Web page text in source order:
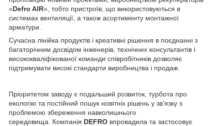
«Defro AIR», тобто пристроїв, що використовуються в
системах вентиляції, а також асортименту монтажної
арматури.
Сучасна лінійка продуктів і креативні рішення в поєднанні з
багаторічним досвідом інженерів, технічних консультантів і
висококваліфікованої команди співробітників дозволяє
підтримувати високі стандарти виробництва і продаж.
Пріоритетом заводу є подальший розвиток, турбота про
екологію та постійний пошук новітніх рішень у зв'язку з
проблемою збереження навколишнього
середовища. Компанія DEFRO впровадила та застосовує